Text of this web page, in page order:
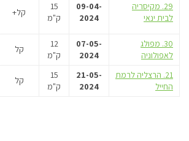
29. מקיסריה
לבית ינאי
09-04-
2024
15
ק"מ
קל+
30. מפולג
לאפולוניה
07-05-
2024
12
ק"מ
קל
21. הרצליה לרמת
החייל
21-05-
2024
15
ק"מ
קל